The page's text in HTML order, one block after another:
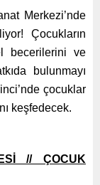
Merkezi’nde
Çocukların
becerilerini ve
bulunmayı
çocuklar
keşfedecek.
// ÇOCUK